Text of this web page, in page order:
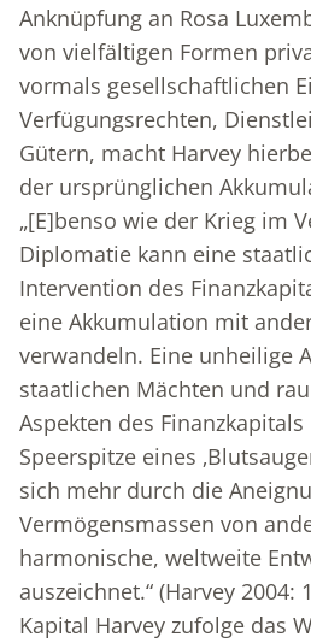
Anknüpfung an Rosa
von vielfältigen Formen
vormals gesellschaftlichen
Verfügungsrechten,
Gütern, macht Harvey
der ursprünglichen
„[E]benso wie der Krieg im
Diplomatie kann eine
Intervention des
eine Akkumulation mit
verwandeln. Eine unheilige
staatlichen Mächten und
Aspekten des
Speerspitze eines
sich mehr durch die
Vermögensmassen von
harmonische, weltweite
auszeichnet.“ (Harvey 2004:
Kapital Harvey zufolge das